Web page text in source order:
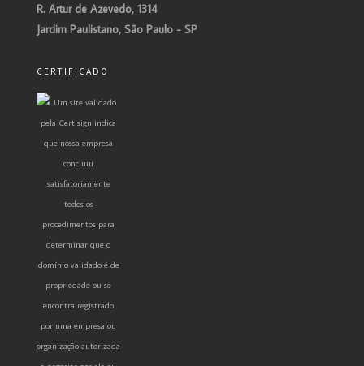
R. Artur de Azevedo, 1314
Jardim Paulistano, São Paulo - SP
CERTIFICADO